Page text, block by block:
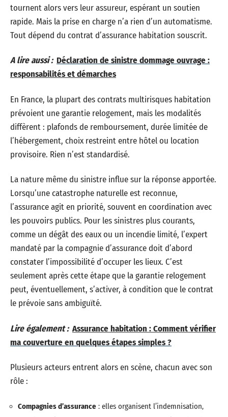
tournent alors vers leur assureur, espérant un soutien
rapide. Mais la prise en charge n’a rien d’un automatisme.
Tout dépend du contrat d’assurance habitation souscrit.
A lire aussi : Déclaration de sinistre dommage ouvrage :
responsabilités et démarches
En France, la plupart des contrats multirisques habitation
prévoient une garantie relogement, mais les modalités
diffèrent : plafonds de remboursement, durée limitée de
l’hébergement, choix restreint entre hôtel ou location
provisoire. Rien n’est standardisé.
La nature même du sinistre influe sur la réponse apportée.
Lorsqu’une catastrophe naturelle est reconnue,
l’assurance agit en priorité, souvent en coordination avec
les pouvoirs publics. Pour les sinistres plus courants,
comme un dégât des eaux ou un incendie limité, l’expert
mandaté par la compagnie d’assurance doit d’abord
constater l’impossibilité d’occuper les lieux. C’est
seulement après cette étape que la garantie relogement
peut, éventuellement, s’activer, à condition que le contrat
le prévoie sans ambiguïté.
Lire également : Assurance habitation : Comment vérifier
ma couverture en quelques étapes simples ?
Plusieurs acteurs entrent alors en scène, chacun avec son
rôle :
Compagnies d’assurance : elles organisent l’indemnisation,